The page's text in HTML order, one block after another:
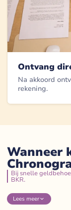
Ontvang
Na akkoord
rekening.
Wanneer
Bij snelle
BKR.
Lees meer